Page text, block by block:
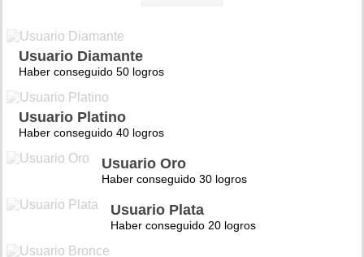
Usuario Diamante
Haber conseguido 50 logros
Usuario Platino
Haber conseguido 40 logros
Usuario Oro
Haber conseguido 30 logros
Usuario Plata
Haber conseguido 20 logros